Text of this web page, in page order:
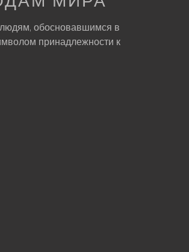
обосновавшимся в
принадлежности к